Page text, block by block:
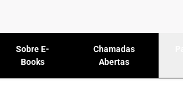
Sobre E-
Books
Chamadas
Abertas